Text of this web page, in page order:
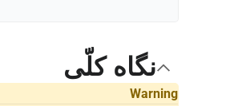
Related changes
Printable version
نگاه کلّی
Warning